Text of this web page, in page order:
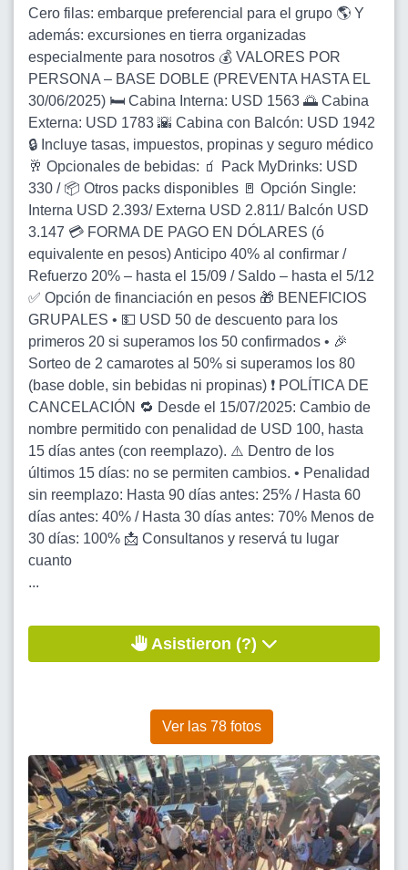
Cero filas: embarque preferencial para el grupo 🌎 Y
además: excursiones en tierra organizadas
especialmente para nosotros 💰 VALORES POR
PERSONA – BASE DOBLE (PREVENTA HASTA EL
30/06/2025) 🛏️ Cabina Interna: USD 1563 🌅 Cabina
Externa: USD 1783 🌇 Cabina con Balcón: USD 1942
🔒 Incluye tasas, impuestos, propinas y seguro médico
🥂 Opcionales de bebidas: 🧃 Pack MyDrinks: USD
330 / 📦 Otros packs disponibles 🚪 Opción Single:
Interna USD 2.393/ Externa USD 2.811/ Balcón USD
3.147 💳 FORMA DE PAGO EN DÓLARES (ó
equivalente en pesos) Anticipo 40% al confirmar /
Refuerzo 20% – hasta el 15/09 / Saldo – hasta el 5/12
✅ Opción de financiación en pesos 🎁 BENEFICIOS
GRUPALES • 💵 USD 50 de descuento para los
primeros 20 si superamos los 50 confirmados • 🎉
Sorteo de 2 camarotes al 50% si superamos los 80
(base doble, sin bebidas ni propinas) ❗ POLÍTICA DE
CANCELACIÓN 🔁 Desde el 15/07/2025: Cambio de
nombre permitido con penalidad de USD 100, hasta
15 días antes (con reemplazo). ⚠️ Dentro de los
últimos 15 días: no se permiten cambios. • Penalidad
sin reemplazo: Hasta 90 días antes: 25% / Hasta 60
días antes: 40% / Hasta 30 días antes: 70% Menos de
30 días: 100% 📩 Consultanos y reservá tu lugar
cuanto
...
Asistieron (?)
Ver las 78 fotos